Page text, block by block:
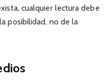
cualquier lectura debe
posibilidad, no de la